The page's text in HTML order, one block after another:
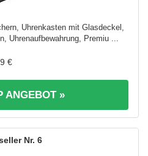
Uhrenkasten mit Glasdeckel,
Uhrenaufbewahrung, Premiu ...
€
ANGEBOT »
6